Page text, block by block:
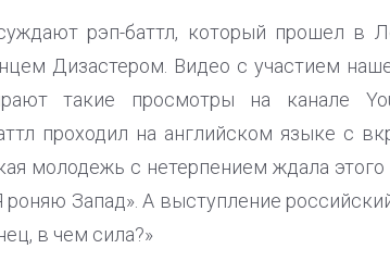
рэп-баттл, который прошел в
Дизастером. Видео с участием
такие просмотры на канале
проходил на английском языке с
молодежь с нетерпением ждала
Запад». А выступление
в чем сила?»